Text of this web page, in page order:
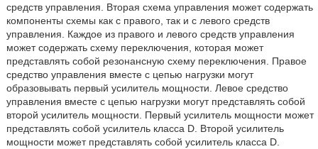
средств управления. Вторая схема управления может содержать
компоненты схемы как с правого, так и с левого средств
управления. Каждое из правого и левого средств управления
может содержать схему переключения, которая может
представлять собой резонансную схему переключения. Правое
средство управления вместе с цепью нагрузки могут
образовывать первый усилитель мощности. Левое средство
управления вместе с цепью нагрузки могут представлять собой
второй усилитель мощности. Первый усилитель мощности может
представлять собой усилитель класса D. Второй усилитель
мощности может представлять собой усилитель класса D.